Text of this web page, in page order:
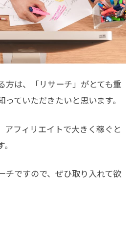
方は、「リサーチ」がとても重
ていただきたいと思います。
アフィリエイトで大きく稼ぐと
チですので、ぜひ取り入れて欲